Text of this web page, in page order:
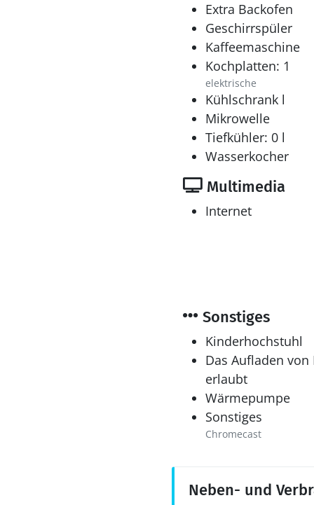
Extra Backofen
Geschirrspüler
Kaffeemaschine
Kochplatten: 1
elektrische
Kühlschrank l
Mikrowelle
Tiefkühler: 0 l
Wasserkocher
Multimedia
Internet
Sonstiges
Kinderhochstuhl
Das Aufladen
erlaubt
Wärmepumpe
Sonstiges
Chromecast
Neben- und